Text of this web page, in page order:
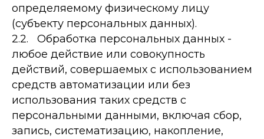
определяемому физическому лицу
(субъекту персональных данных).
2.2. Обработка персональных данных -
любое действие или совокупность
действий, совершаемых с использованием
средств автоматизации или без
использования таких средств с
персональными данными, включая сбор,
запись, систематизацию, накопление,